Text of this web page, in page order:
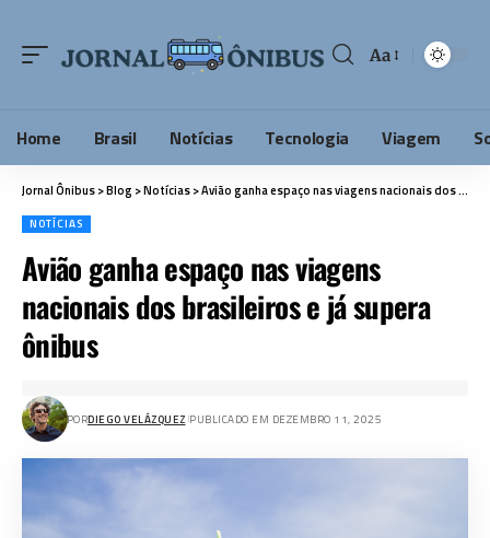
Aa
Home Brasil Notícias Tecnologia Viagem
Jornal Ônibus>Blog >Notícias>Avião ganha espaço nas viagens nacionais dos brasileiros e já supera ônibus
NOTÍCIAS
Avião ganha espaço nas viagens
nacionais dos brasileiros e já supera
ônibus
PORDIEGO VELÁZQUEZ PUBLICADO EM DEZEMBRO 11, 2025